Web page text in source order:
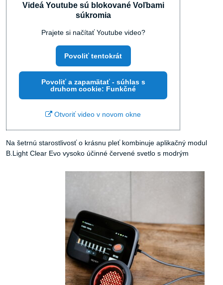
Videá Youtube sú blokované Voľbami
súkromia
Prajete si načítať Youtube video?
Povoliť tentokrát
Povoliť a zapamätať - súhlas s
druhom cookie: Funkčné
Otvoriť video v novom okne
Na šetrnú starostlivosť o krásnu pleť kombinuje aplikačný modul
B.Light Clear Evo vysoko účinné červené svetlo s modrým